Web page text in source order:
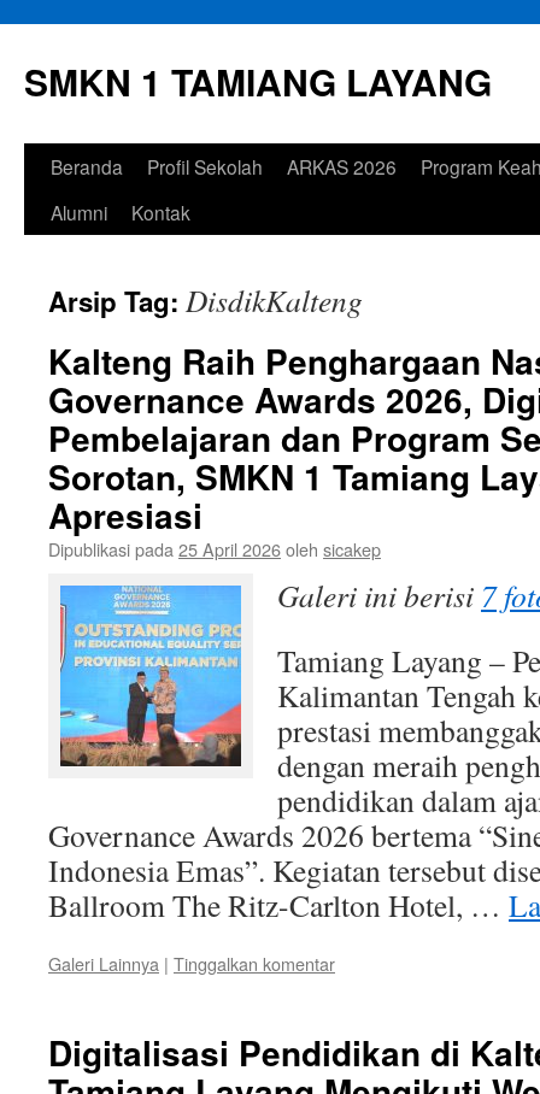
isi
SMKN 1 TAMIANG LAYANG
Beranda Profil Sekolah ARKAS 2026
Program
Alumni
Kontak
Arsip Tag: DisdikKalteng
Kalteng Raih Penghargaan
Governance Awards 2026,
Pembelajaran dan Program
Sorotan, SMKN 1 Tamiang
Apresiasi
Dipublikasi pada 25 April 2026oleh sicakep
Galeri ini berisi 7
Tamiang Layang –
Kalimantan Tengah
prestasi
dengan meraih
pendidikan dalam
Governance Awards 2026 bertema
Indonesia Emas”. Kegiatan tersebut
Ballroom The Ritz-Carlton Hotel, …
Galeri Lainnya | Tinggalkan komentar
Digitalisasi Pendidikan di